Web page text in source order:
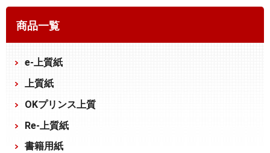
商品一覧
e-上質紙
上質紙
OKプリンス上質
Re-上質紙
書籍用紙